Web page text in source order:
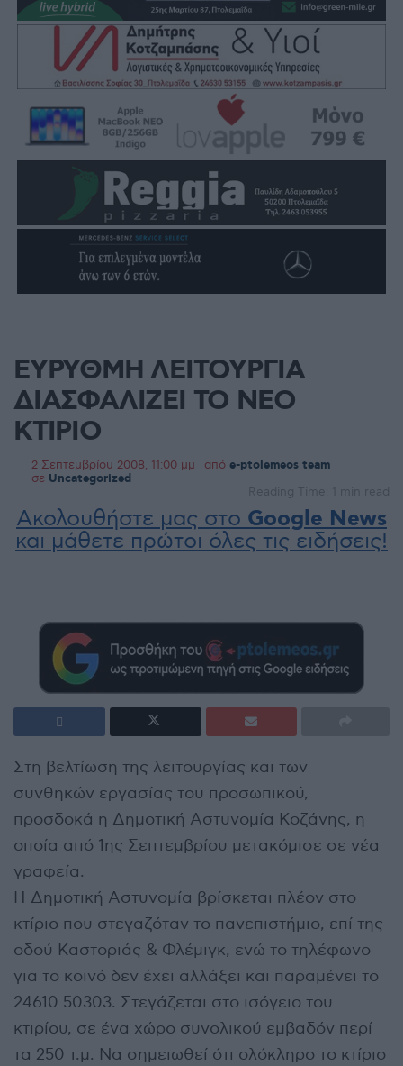
ΕΥΡΥΘΜΗ ΛΕΙΤΟΥΡΓΙΑ
ΔΙΑΣΦΑΛΙΖΕΙ ΤΟ ΝΕΟ
ΚΤΙΡΙΟ
2 Σεπτεμβρίου 2008, 11:00 μμ από e-ptolemeos team
σε Uncategorized
Reading Time: 1 min read
Ακολουθήστε μας στο Google News
και μάθετε πρώτοι όλες τις ειδήσεις!
Στη βελτίωση της λειτουργίας και των
συνθηκών εργασίας του προσωπικού,
προσδοκά η Δημοτική Αστυνομία Κοζάνης, η
οποία από 1ης Σεπτεμβρίου μετακόμισε σε νέα
γραφεία.
Η Δημοτική Αστυνομία βρίσκεται πλέον στο
κτίριο που στεγαζόταν το πανεπιστήμιο, επί της
οδού Καστοριάς & Φλέμιγκ, ενώ το τηλέφωνο
για το κοινό δεν έχει αλλάξει και παραμένει το
24610 50303. Στεγάζεται στο ισόγειο του
κτιρίου, σε ένα χώρο συνολικού εμβαδόν περί
τα 250 τ.μ. Να σημειωθεί ότι ολόκληρο το κτίριο